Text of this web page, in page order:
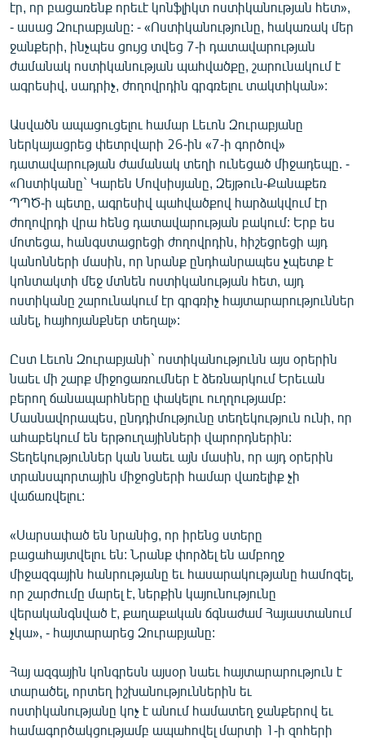
«Ազատության» բոլոր կայքերը
էր, որ բացառենք որեւէ կոնֆլիկտ ոստիկանության հետ»,
- ասաց Զուրաբյանը: - «Ոստիկանությունը, հակառակ մեր
ջանքերի, ինչպես ցույց տվեց 7-ի դատավարության
ժամանակ ոստիկանության պահվածքը, շարունակում է
ագրեսիվ, սադրիչ, ժողովրդին գրգռելու տակտիկան»:
Ասվածն ապացուցելու համար Լեւոն Զուրաբյանը
ներկայացրեց փետրվարի 26-ին «7-ի գործով»
դատավարության ժամանակ տեղի ունեցած միջադեպը. -
«Ոստիկանը` Կարեն Մովսիսյանը, Զեյթուն-Քանաքեռ
ՊՊԾ-ի պետը, ագրեսիվ պահվածքով հարձակվում էր
ժողովրդի վրա հենց դատավարության բակում: Երբ ես
մոտեցա, հանգստացրեցի ժողովրդին, հիշեցրեցի այդ
կանոնների մասին, որ նրանք ընդհանրապես չպետք է
կոնտակտի մեջ մտնեն ոստիկանության հետ, այդ
ոստիկանը շարունակում էր գրգռիչ հայտարարություններ
անել, հայհոյանքներ տեղալ»:
Ըստ Լեւոն Զուրաբյանի` ոստիկանությունն այս օրերին
նաեւ մի շարք միջոցառումներ է ձեռնարկում Երեւան
բերող ճանապարհները փակելու ուղղությամբ:
Մասնավորապես, ընդդիմությունը տեղեկություն ունի, որ
ահաբեկում են երթուղայինների վարորդներին:
Տեղեկություններ կան նաեւ այն մասին, որ այդ օրերին
տրանսպորտային միջոցների համար վառելիք չի
վաճառվելու:
«Սարսափած են նրանից, որ իրենց ստերը
բացահայտվելու են: Նրանք փորձել են ամբողջ
միջազգային հանրությանը եւ հասարակությանը համոզել,
որ շարժումը մարել է, ներքին կայունությունը
վերականգնված է, քաղաքական ճգնաժամ Հայաստանում
չկա», - հայտարարեց Զուրաբյանը:
Հայ ազգային կոնգրեսն այսօր նաեւ հայտարարություն է
տարածել, որտեղ իշխանություններին եւ
ոստիկանությանը կոչ է անում համատեղ ջանքերով եւ
համագործակցությամբ ապահովել մարտի 1-ի զոհերի